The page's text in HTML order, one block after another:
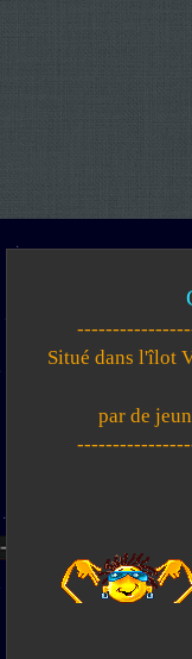
Situé dans l'îlot
par de